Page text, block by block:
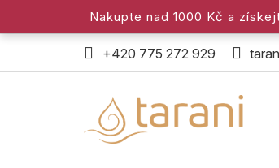
obsah
Nakupte nad 1000 Kč a
+420 775 272 929